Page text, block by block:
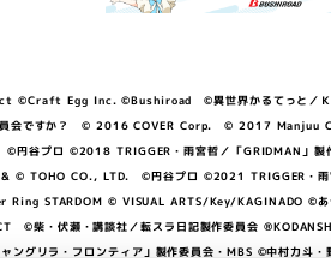
©Craft Egg Inc. ©Bushiroad ©異世界かるてっと
委員会ですか？ © 2016 COVER Corp. © 2017
谷プロ ©2018 TRIGGER・雨宮哲／「GRIDMAN」製
CO., LTD. ©円谷プロ ©2021 TRIGGER・雨宮哲
Ring STARDOM © VISUAL ARTS/Key/KAGINADO ©
©柴・伏瀬・講談社／転スラ日記製作委員会
ャングリラ・フロンティア」製作委員会・MBS ©中村力